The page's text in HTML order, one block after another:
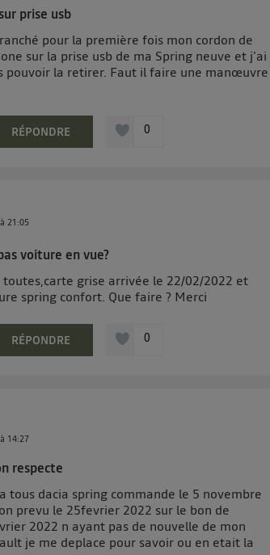
prise usb
pour la première fois mon cordon de
sur la prise usb de ma Spring neuve et j'ai
pouvoir la retirer. Faut il faire une manœuvre
RÉPONDRE 0
à21:05
voiture en vue?
grise arrivée le 22/02/2022 et
spring confort. Que faire ? Merci
RÉPONDRE 0
à 14:27
respecte
tous dacia spring commande le 5 novembre
prevu le 25fevrier 2022 sur le bon de
2022 n ayant pas de nouvelle de mon
je me deplace pour savoir ou en etait la